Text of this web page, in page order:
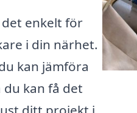
enkelt för
i din närhet.
kan jämföra
kan få det